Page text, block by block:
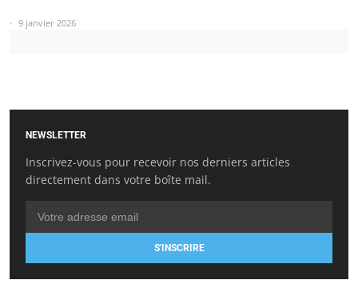
9 janvier 2026
NEWSLETTER
Inscrivez-vous pour recevoir nos derniers articles
directement dans votre boîte mail.
S'INSCRIRE